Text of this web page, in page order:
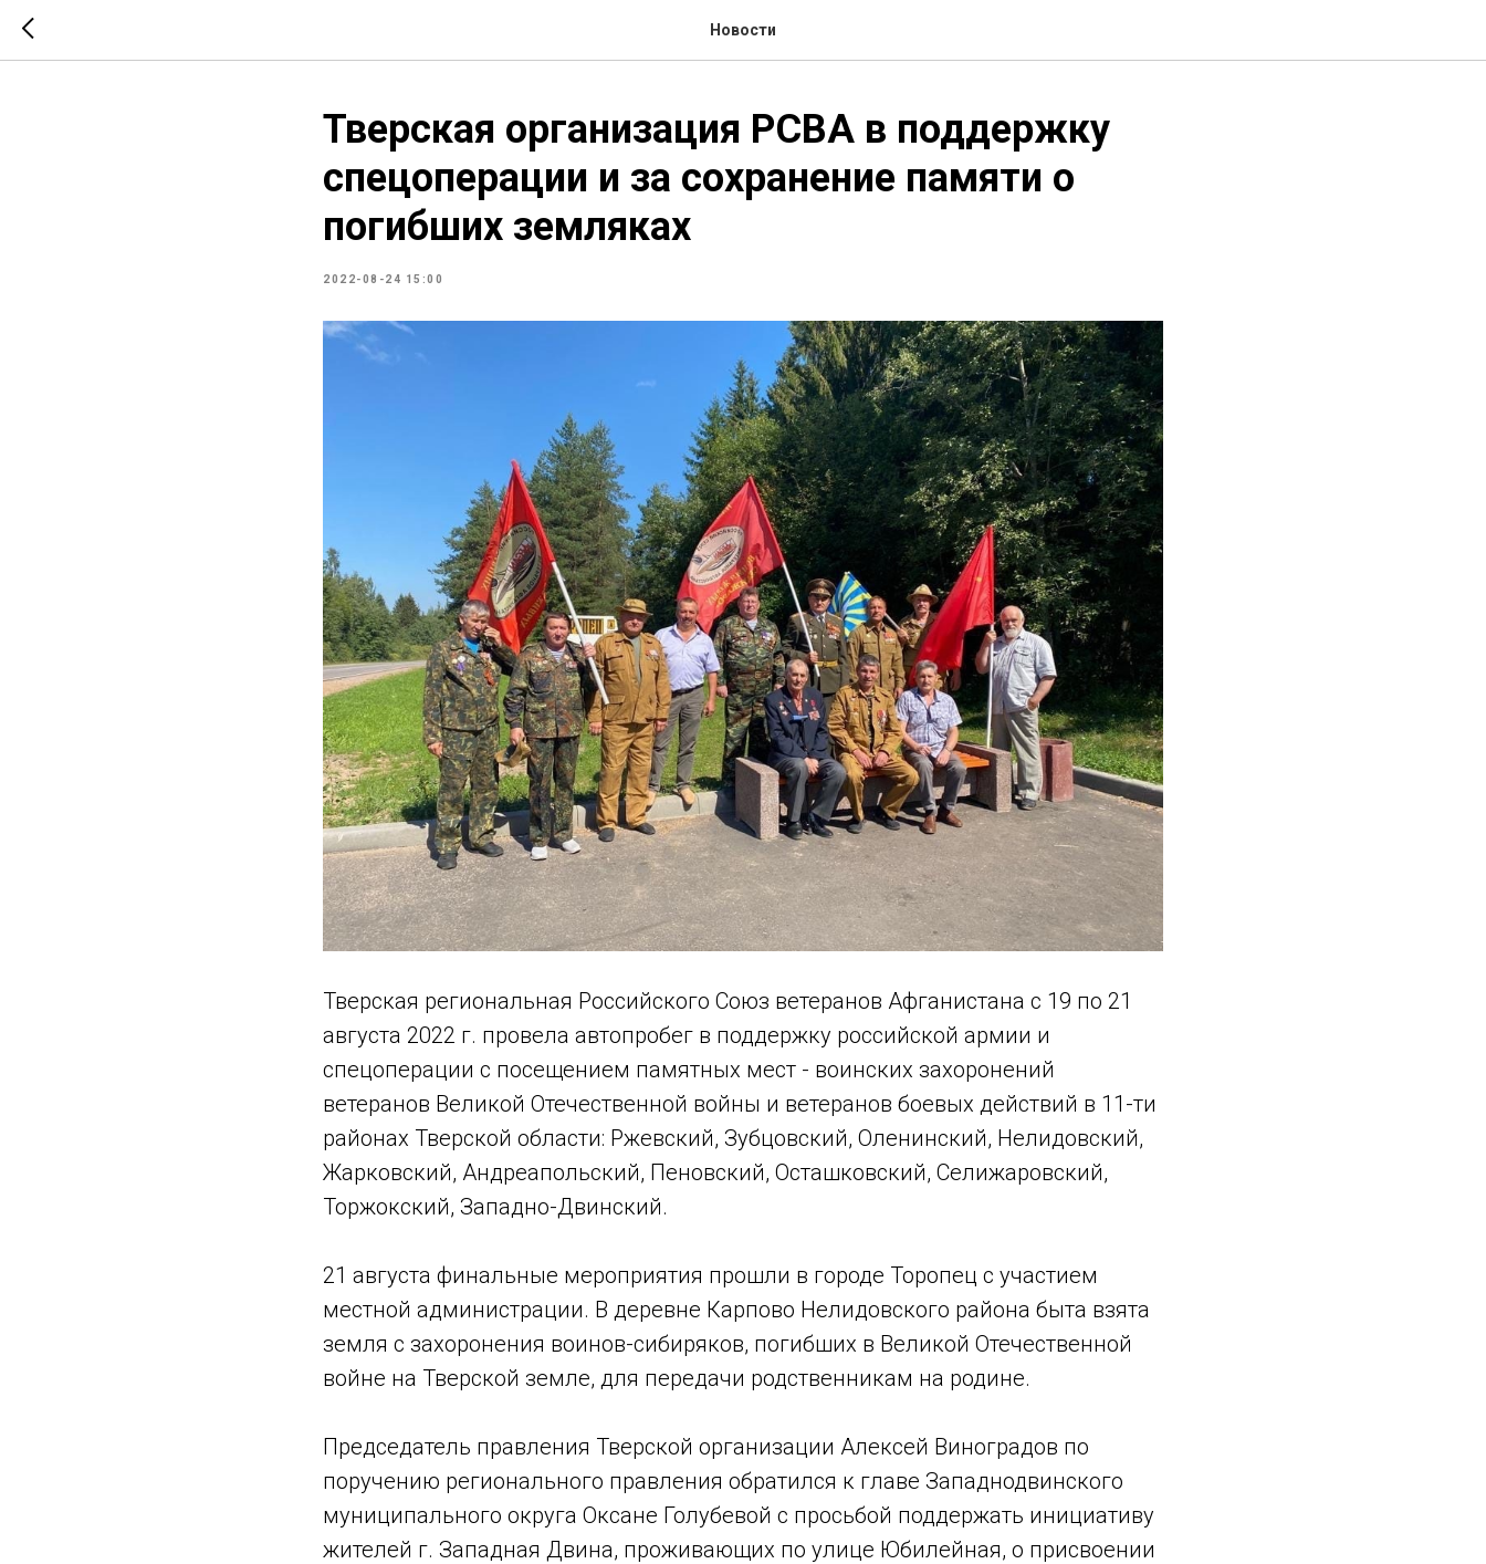
Новости
Тверская организация РСВА в поддержку
спецоперации и за сохранение памяти о
погибших земляках
2022-08-24 15:00
Тверская региональная Российского Союз ветеранов Афганистана с 19 по 21
августа 2022 г. провела автопробег в поддержку российской армии и
спецоперации с посещением памятных мест - воинских захоронений
ветеранов Великой Отечественной войны и ветеранов боевых действий в 11-ти
районах Тверской области: Ржевский, Зубцовский, Оленинский, Нелидовский,
Жарковский, Андреапольский, Пеновский, Осташковский, Селижаровский,
Торжокский, Западно-Двинский.
21 августа финальные мероприятия прошли в городе Торопец с участием
местной администрации. В деревне Карпово Нелидовского района быта взята
земля с захоронения воинов-сибиряков, погибших в Великой Отечественной
войне на Тверской земле, для передачи родственникам на родине.
Председатель правления Тверской организации Алексей Виноградов по
поручению регионального правления обратился к главе Западнодвинского
муниципального округа Оксане Голубевой с просьбой поддержать инициативу
жителей г. Западная Двина, проживающих по улице Юбилейная, о присвоении